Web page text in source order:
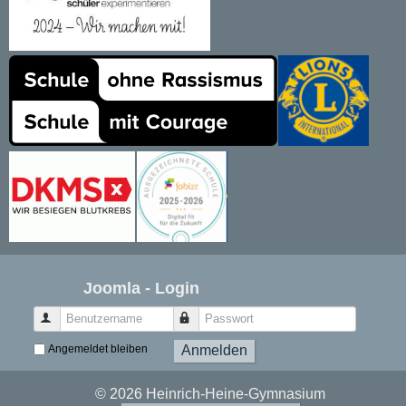
Joomla - Login
Benutzername Passwort
Angemeldet bleiben Anmelden
© 2026 Heinrich-Heine-Gymnasium